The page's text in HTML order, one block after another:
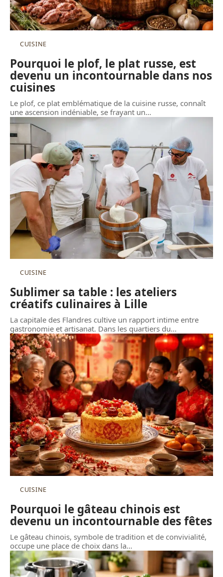
CUISINE
Pourquoi le plof, le plat russe, est
devenu un incontournable dans nos
cuisines
Le plof, ce plat emblématique de la cuisine russe, connaît
une ascension indéniable, se frayant un…
CUISINE
Sublimer sa table : les ateliers
créatifs culinaires à Lille
La capitale des Flandres cultive un rapport intime entre
gastronomie et artisanat. Dans les quartiers du…
CUISINE
Pourquoi le gâteau chinois est
devenu un incontournable des fêtes
Le gâteau chinois, symbole de tradition et de convivialité,
occupe une place de choix dans la…